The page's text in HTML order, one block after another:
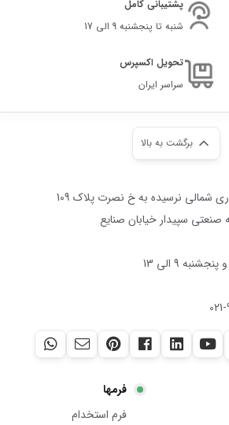
پشتیبانی کامل
شنبه تا پنجشنبه 9 الی 17
تحویل اکسپرس
سراسر ایران
برگشت به بالا
شمالی نرسیده به خ نصرت پلاک 109
صنعتی سپیدار خیابان صنایع
فرمها
فرم استخدام